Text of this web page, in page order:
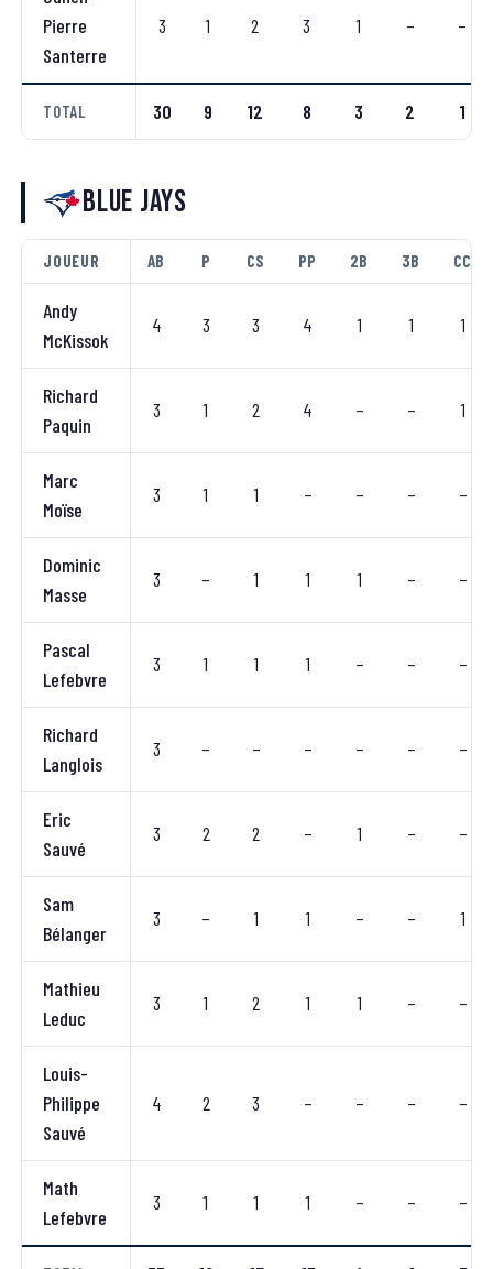
Pierre
Santerre
3 1 2 3 1 – –
TOTAL 30 9 12 8 3 2 1
Blue Jays
JOUEUR AB P CS PP 2B 3B CC
Andy
McKissok
4 3 3 4 1 1 1
Richard
Paquin
3 1 2 4 – – 1
Marc
Moïse
3 1 1 – – – –
Dominic
Masse
3 – 1 1 1 – –
Pascal
Lefebvre
3 1 1 1 – – –
Richard
Langlois
3 – – – – – –
Eric
Sauvé
3 2 2 – 1 – –
Sam
Bélanger
3 – 1 1 – – 1
Mathieu
Leduc
3 1 2 1 1 – –
Louis-
Philippe
Sauvé
4 2 3 – – – –
Math
Lefebvre
3 1 1 1 – – –